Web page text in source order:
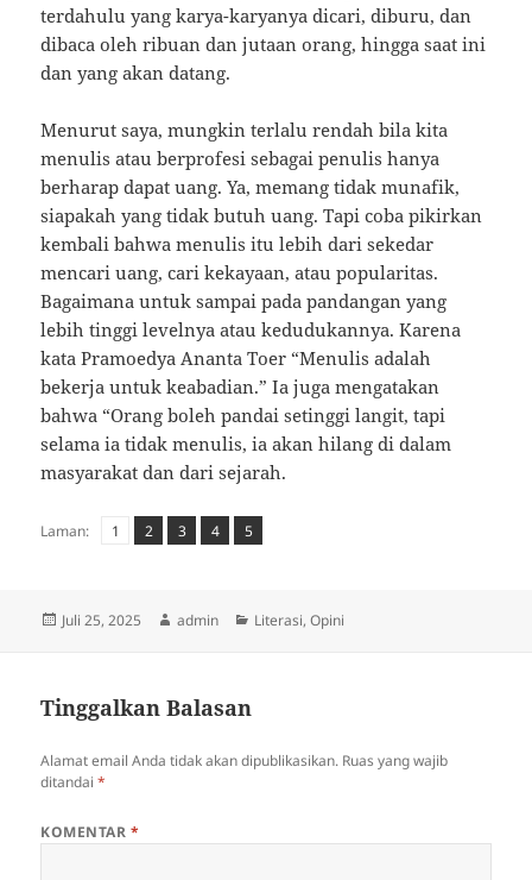
terdahulu yang karya-karyanya dicari, diburu, dan
dibaca oleh ribuan dan jutaan orang, hingga saat ini
dan yang akan datang.
Menurut saya, mungkin terlalu rendah bila kita
menulis atau berprofesi sebagai penulis hanya
berharap dapat uang. Ya, memang tidak munafik,
siapakah yang tidak butuh uang. Tapi coba pikirkan
kembali bahwa menulis itu lebih dari sekedar
mencari uang, cari kekayaan, atau popularitas.
Bagaimana untuk sampai pada pandangan yang
lebih tinggi levelnya atau kedudukannya. Karena
kata Pramoedya Ananta Toer “Menulis adalah
bekerja untuk keabadian.” Ia juga mengatakan
bahwa “Orang boleh pandai setinggi langit, tapi
selama ia tidak menulis, ia akan hilang di dalam
masyarakat dan dari sejarah.
Laman: Laman
1 ,
Laman
2 ,
Laman
3 ,
Laman
4 ,
Laman
5
Diposkan
Juli 25, 2025 Penulis
admin Kategori
Literasi,Opini
Tinggalkan Balasan
Alamat email Anda tidak akan dipublikasikan. Ruas yang wajib
ditandai*
KOMENTAR *